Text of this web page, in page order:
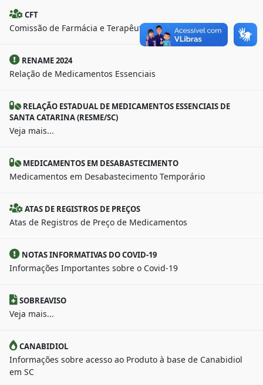
CFT
Comissão de Farmácia e Terapêutica
RENAME 2024
Relação de Medicamentos Essenciais
RELAÇÃO ESTADUAL DE MEDICAMENTOS ESSENCIAIS DE
SANTA CATARINA (RESME/SC)
Veja mais...
MEDICAMENTOS EM DESABASTECIMENTO
Medicamentos em Desabastecimento Temporário
ATAS DE REGISTROS DE PREÇOS
Atas de Registros de Preço de Medicamentos
NOTAS INFORMATIVAS DO COVID-19
Informações Importantes sobre o Covid-19
SOBREAVISO
Veja mais...
CANABIDIOL
Informações sobre acesso ao Produto à base de Canabidiol
em SC